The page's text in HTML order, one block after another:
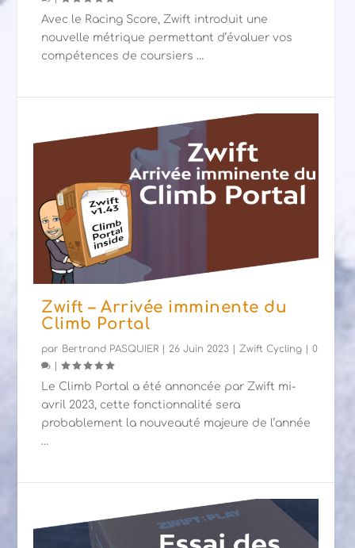
Avec le Racing Score, Zwift introduit une
nouvelle métrique permettant d’évaluer vos
compétences de coursiers …
Zwift – Arrivée imminente du
Climb Portal
par Bertrand PASQUIER 26 Juin 2023 |Zwift Cycling |0
|
Le Climb Portal a été annoncée par Zwift mi-
avril 2023, cette fonctionnalité sera
probablement la nouveauté majeure de l’année
…